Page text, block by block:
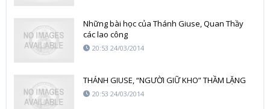
Những bài học của Thánh Giuse, Quan Thầy
các lao công
20:53 24/03/2014
THÁNH GIUSE, “NGƯỜI GIỮ KHO” THẦM LẶNG
20:53 24/03/2014